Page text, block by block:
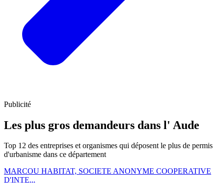
Publicité
Les plus gros demandeurs dans l' Aude
Top 12 des entreprises et organismes qui déposent le plus de permis
d'urbanisme dans ce département
MARCOU HABITAT, SOCIETE ANONYME COOPERATIVE
D'INTE...